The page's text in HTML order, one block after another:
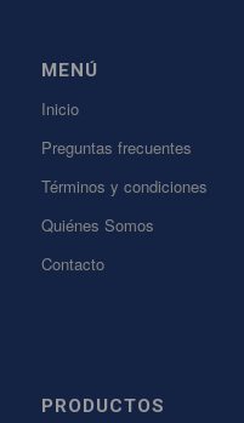
MENÚ
Inicio
Preguntas frecuentes
Términos y condiciones
Quiénes Somos
Contacto
PRODUCTOS